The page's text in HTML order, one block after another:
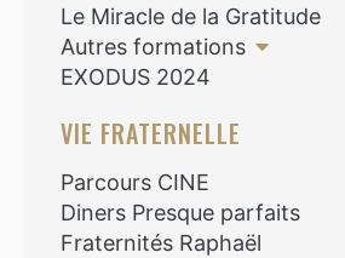
Le Miracle de la Gratitude
Autres formations
EXODUS 2024
VIE FRATERNELLE
Parcours CINE
Diners Presque parfaits
Fraternités Raphaël